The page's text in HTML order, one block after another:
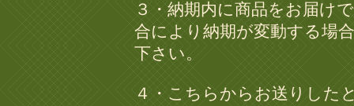
３・納期内に商品をお届け
合により納期が変動する場
下さい。
４・こちらからお送りした